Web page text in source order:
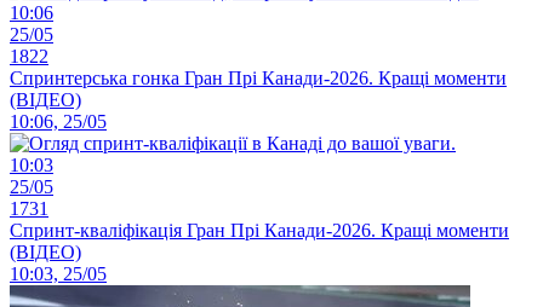
10:06
25/05
1822
Спринтерська гонка Гран Прі Канади-2026. Кращі моменти
(ВІДЕО)
10:06, 25/05
10:03
25/05
1731
Спринт-кваліфікація Гран Прі Канади-2026. Кращі моменти
(ВІДЕО)
10:03, 25/05